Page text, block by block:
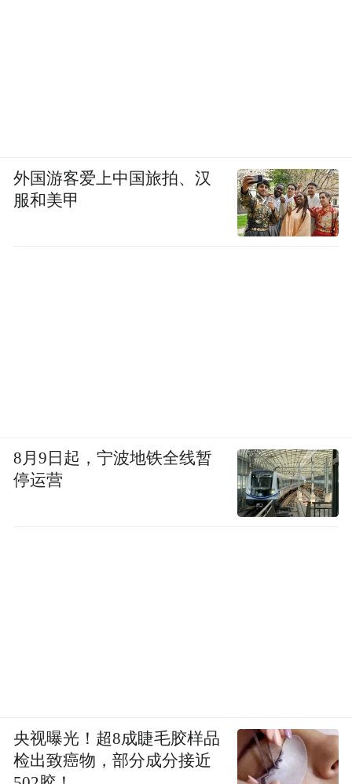
外国游客爱上中国旅拍、汉
服和美甲
8月9日起，宁波地铁全线暂
停运营
央视曝光！超8成睫毛胶样品
检出致癌物，部分成分接近